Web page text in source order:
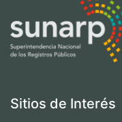
Sitios de Interés